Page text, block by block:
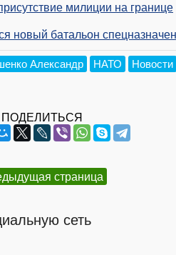
милиции на границе
новый батальон
Александр НАТО
Новости
ПОДЕЛИТЬСЯ
страница
сеть